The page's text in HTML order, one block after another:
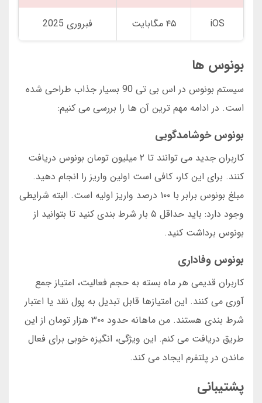
iOS ۴۵ مگابایت فبروری 2025
بونوس ها
سیستم بونوس در اس بی تی 90 بسیار جذاب طراحی شده
است. در ادامه مهم ترین آن ها را بررسی می کنیم:
بونوس خوشامدگویی
کاربران جدید می توانند تا ۲ میلیون تومان بونوس دریافت
کنند. برای این کار، کافی است اولین واریز را انجام دهید.
مبلغ بونوس برابر با ۱۰۰ درصد واریز اولیه است. البته شرایطی
وجود دارد: باید حداقل ۵ بار شرط بندی کنید تا بتوانید از
بونوس برداشت کنید.
بونوس وفاداری
کاربران قدیمی هر ماه بسته به حجم فعالیت، امتیاز جمع
آوری می کنند. این امتیازها قابل تبدیل به پول نقد یا اعتبار
شرط بندی هستند. من ماهانه حدود ۳۰۰ هزار تومان از این
طریق دریافت می کنم. این ویژگی، انگیزه خوبی برای فعال
ماندن در پلتفرم ایجاد می کند.
پشتیبانی